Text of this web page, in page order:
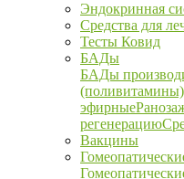
Эндокринная
Средства для
Тесты Ковид
БАДы
БАДы
(поливитамины)
эфирные
регенерацию
Вакцины